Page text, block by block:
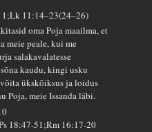
11:14–23(24–26)
oma Poja maailma, et
meie peale, kui me
salakavalatesse
kaudu, kingi usku
ükskõiksus ja loidus
Poja, meie Issanda läbi.
18:47-51;Rm 16:17-20